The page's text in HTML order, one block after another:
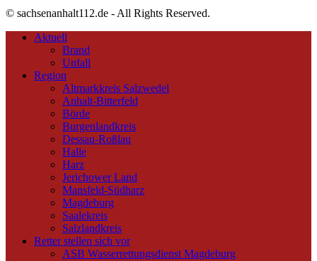
© sachsenanhalt112.de - All Rights Reserved.
Aktuell
Brand
Unfall
Region
Altmarkkreis Salzwedel
Anhalt-Bitterfeld
Börde
Burgenlandkreis
Dessau-Roßlau
Halle
Harz
Jerichower Land
Mansfeld-Südharz
Magdeburg
Saalekreis
Salzlandkreis
Retter stellen sich vor
ASB Wasserrettungsdienst Magdeburg